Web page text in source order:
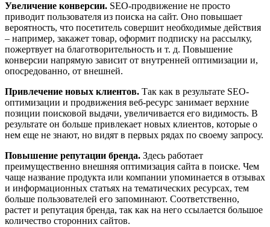
Увеличение конверсии. SEO-продвижение не просто
приводит пользователя из поиска на сайт. Оно повышает
вероятность, что посетитель совершит необходимые действия
– например, закажет товар, оформит подписку на рассылку,
пожертвует на благотворительность и т. д. Повышение
конверсии напрямую зависит от внутренней оптимизации и,
опосредованно, от внешней.
Привлечение новых клиентов. Так как в результате SEO-
оптимизации и продвижения веб-ресурс занимает верхние
позиции поисковой выдачи, увеличивается его видимость. В
результате он больше привлекает новых клиентов, которые о
нем еще не знают, но видят в первых рядах по своему запросу.
Повышение репутации бренда. Здесь работает
преимущественно внешняя оптимизация сайта в поиске. Чем
чаще название продукта или компании упоминается в отзывах
и информационных статьях на тематических ресурсах, тем
больше пользователей его запоминают. Соответственно,
растет и репутация бренда, так как на него ссылается большое
количество сторонних сайтов.